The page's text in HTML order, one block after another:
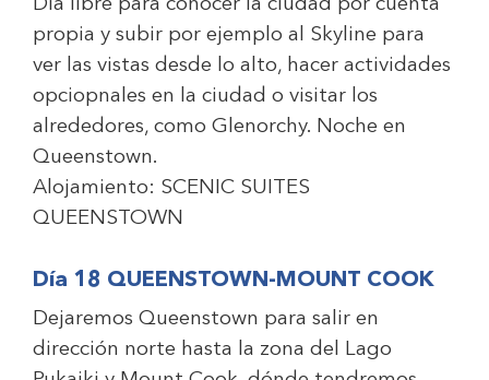
Día libre para conocer la ciudad por cuenta
propia y subir por ejemplo al Skyline para
ver las vistas desde lo alto, hacer actividades
opciopnales en la ciudad o visitar los
alrededores, como Glenorchy. Noche en
Queenstown.
Alojamiento: SCENIC SUITES
QUEENSTOWN
Día 18 QUEENSTOWN-MOUNT COOK
Dejaremos Queenstown para salir en
dirección norte hasta la zona del Lago